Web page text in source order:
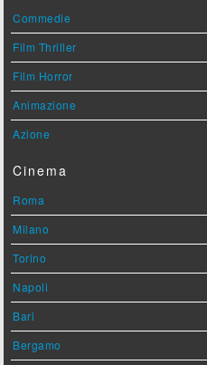
Commedie
Film Thriller
Film Horror
Animazione
Azione
Cinema
Roma
Milano
Torino
Napoli
Bari
Bergamo